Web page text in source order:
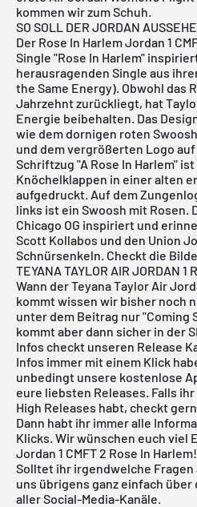
kommen wir zum Schuh.
SO SOLL DER JORDAN
Der Rose In Harlem Jordan 1
Single "Rose In Harlem"
herausragenden Single aus
the Same Energy). Obwohl das
Jahrzehnt zurückliegt, hat
Energie beibehalten. Das
wie dem dornigen roten
und dem vergrößerten Logo
Schriftzug "A Rose In Harlem"
Knöchelklappen in einer alten
aufgedruckt. Auf dem
links ist ein Swoosh mit Rosen.
Chicago OG inspiriert und
Scott Kollabos und den Union
Schnürsenkeln. Checkt die
TEYANA TAYLOR AIR JORDAN 1
Wann der Teyana Taylor Air
kommt wissen wir bisher noch
unter dem Beitrag nur "Coming
kommt aber dann sicher in der
Infos checkt unseren Release
Infos immer mit einem Klick
unbedingt unsere kostenlose
eure liebsten Releases. Falls
High Releases habt, checkt
Dann habt ihr immer alle
Klicks. Wir wünschen euch viel
Jordan 1 CMFT 2 Rose In Harlem!
Solltet ihr irgendwelche
uns übrigens ganz einfach
aller Social-Media-Kanäle.